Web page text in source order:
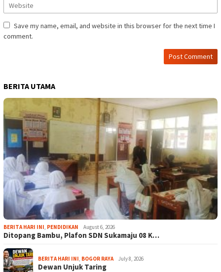
Save my name, email, and website in this browser for the next time I
comment.
BERITA UTAMA
BERITA HARI INI, PENDIDIKAN August 6, 2026
Ditopang Bambu, Plafon SDN Sukamaju 08 K…
BERITA HARI INI, BOGOR RAYA July 8, 2026
Dewan Unjuk Taring